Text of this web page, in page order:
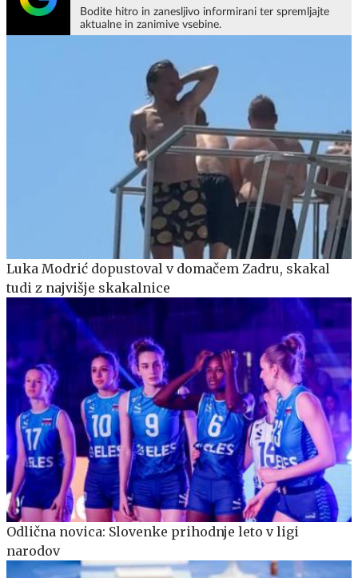
Bodite hitro in zanesljivo informirani ter spremljajte
aktualne in zanimive vsebine.
Luka Modrić dopustoval v domačem Zadru, skakal
tudi z najvišje skakalnice
Odlična novica: Slovenke prihodnje leto v ligi
narodov